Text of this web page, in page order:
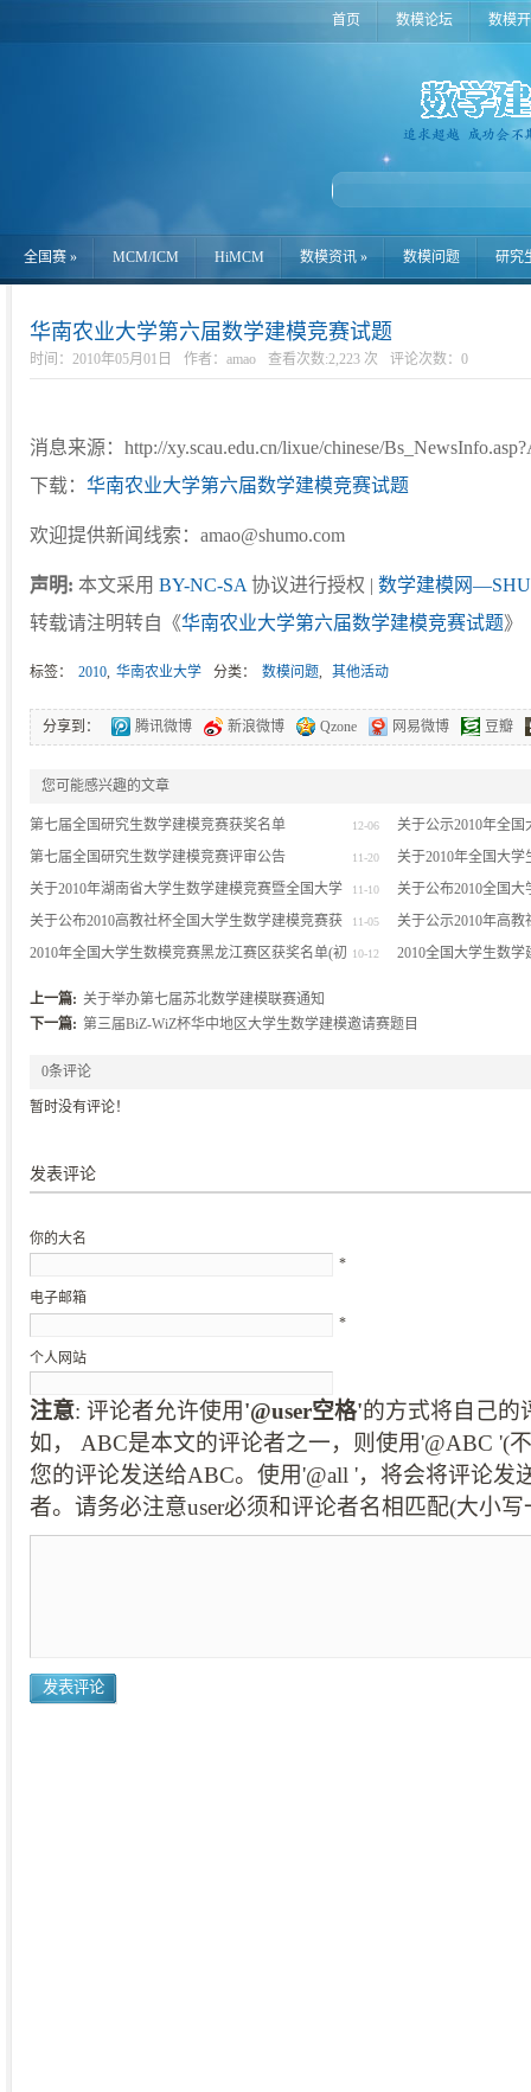
首页 数模论坛 数模
全国赛 » MCM/ICM HiMCM 数模资讯 » 数模问题 研究
华南农业大学第六届数学建模竞赛试题
时间：2010年05月01日 作者：amao 查看次数:2,223 次 评论次数： 0
消息来源：http://xy.scau.edu.cn/lixue/chinese/
下载： 华南农业大学第六届数学建模竞赛试题
欢迎提供新闻线索：amao@shumo.com
声明: 本文采用 BY-NC-SA 协议进行授权 | 数学建模网
转载请注明转自《华南农业大学第六届数学建模竞赛试题》
标签： 2010, 华南农业大学 分类： 数模问题, 其他活动
分享到： 腾讯微博 新浪微博 Qzone 网易微博 豆瓣
您可能感兴趣的文章
12-06
第七届全国研究生数学建模竞赛获奖名单
关于公示2010年全
获奖名单的通知
11-20
第七届全国研究生数学建模竞赛评审公告
关于2010年全国大
异议的通知
11-10
关于2010年湖南省大学生数学建模竞赛暨全国大学
生数学建模竞赛湖南赛区比赛成绩的通报
关于公布2010全国
奖名单（初稿）的说
11-05
关于公布2010高教社杯全国大学生数学建模竞赛获
奖名单（初稿）的说明
关于公示2010年高
上海赛区获奖名单的
10-12
2010年全国大学生数模竞赛黑龙江赛区获奖名单(初
2010全国大学生数
上一篇: 关于举办第七届苏北数学建模联赛通知
下一篇: 第三届BiZ-WiZ杯华中地区大学生数学建模邀请赛题目
0条评论
暂时没有评论！
发表评论
你的大名
*
电子邮箱
*
个人网站
注意: 评论者允许使用'@user空格'的方式将自己的
如， ABC是本文的评论者之一，则使用'@ABC '(
您的评论发送给ABC。使用'@all '，将会将评论发
者。请务必注意user必须和评论者名相匹配(大小写